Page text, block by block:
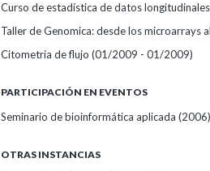
Curso de estadística de datos longitudinales
Taller de Genomica: desde los microarrays
Citometria de flujo (01/2009 - 01/2009)
PARTICIPACIÓN EN EVENTOS
Seminario de bioinformática aplicada (2006)
OTRAS INSTANCIAS